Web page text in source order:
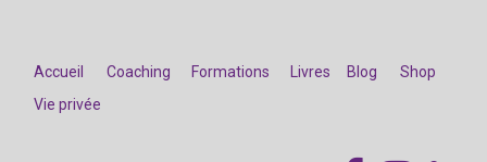
Accueil Coaching Formations Livres Blog
Shop
Vie privée